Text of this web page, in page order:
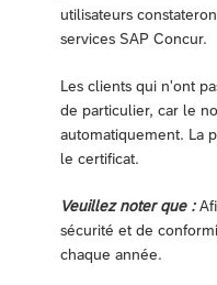
utilisateurs
services SAP Concur.
Les clients qui n'ont
de particulier, car le
automatiquement. La
le certificat.
Veuillez noter que :
sécurité et de
chaque année.